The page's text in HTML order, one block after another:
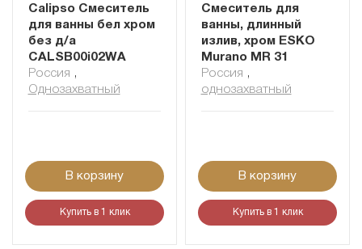
Calipso Смеситель
для ванны бел хром
без д/а
CALSB00i02WA
Россия ,
Однозахватный
В корзину
Купить в 1 клик
Смеситель для
ванны, длинный
излив, хром ESKO
Murano MR 31
Россия ,
однозахватный
В корзину
Купить в 1 клик